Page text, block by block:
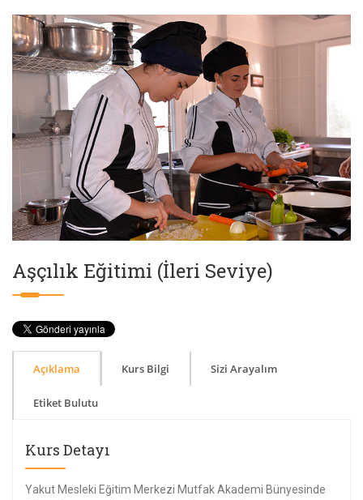
Aşçılık Eğitimi (İleri Seviye)
Açıklama Kurs Bilgi Sizi Arayalım
Etiket Bulutu
Kurs Detayı
Yakut Mesleki Eğitim Merkezi Mutfak Akademi Bünyesinde